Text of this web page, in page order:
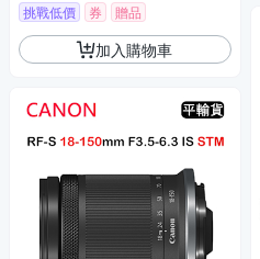
挑戰低價
券 贈品
加入購物車